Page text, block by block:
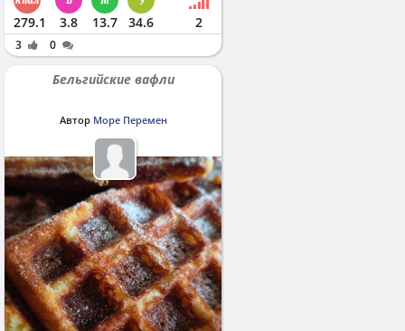
279.1 3.8 13.7 34.6 2
3 0
Бельгийские вафли
Автор Море Перемен